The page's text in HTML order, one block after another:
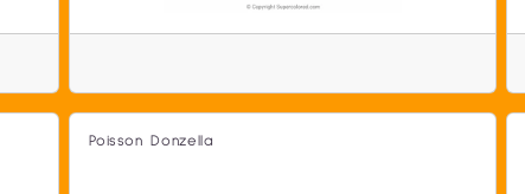
Poisson Donzella